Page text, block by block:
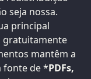
seja nossa.
principal
gratuitamente
mantêm a
fonte de *PDFs,